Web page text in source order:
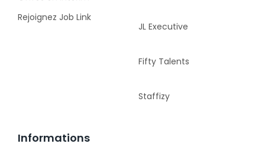
Rejoignez Job Link
JL Executive
Fifty Talents
Staffizy
Informations